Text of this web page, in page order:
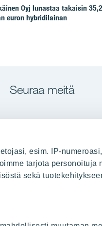
esim. IP-
tarjota personoituja
sekä
Oyj lunastaa takaisin 35,2
euron hybridilainan
Seuraa meitä